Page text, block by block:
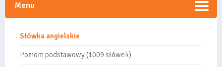
Menu
Słówka angielskie
Poziom podstawowy (1009 słówek)